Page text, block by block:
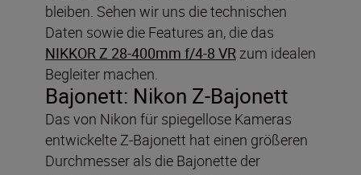
bleiben. Sehen wir uns die technischen
Daten sowie die Features an, die das
NIKKOR Z 28-400mm f/4-8 VRzum idealen
Begleiter machen.
Bajonett: Nikon Z-Bajonett
Das von Nikon für spiegellose Kameras
entwickelte Z-Bajonett hat einen größeren
Durchmesser als die Bajonette der